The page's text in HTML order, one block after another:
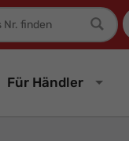
Für Händler